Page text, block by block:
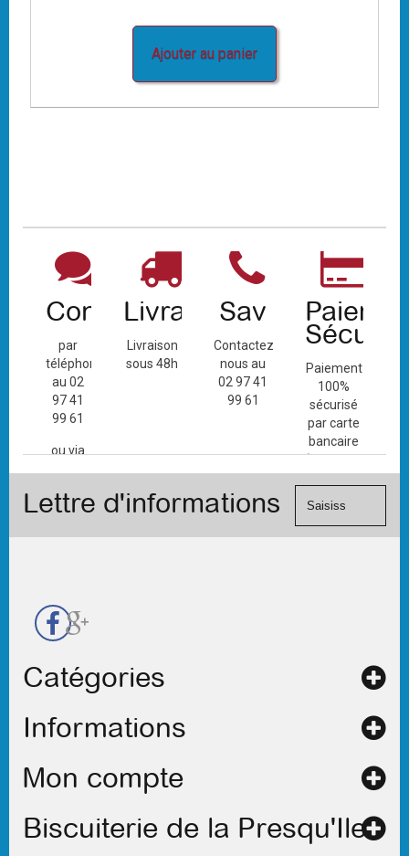
Ajouter au panier
Contact
par
téléphone
au 02
97 41
99 61
ou via
de
Livraison
Livraison
sous 48h
Sav
Contactez-
nous au
02 97 41
99 61
Paiement
100%
sécurisé
par carte
bancaire
(Mastercard,
Visa, ...) et
Lettre d'informations
Catégories
Informations
Mon compte
Biscuiterie de la Presqu'Ile